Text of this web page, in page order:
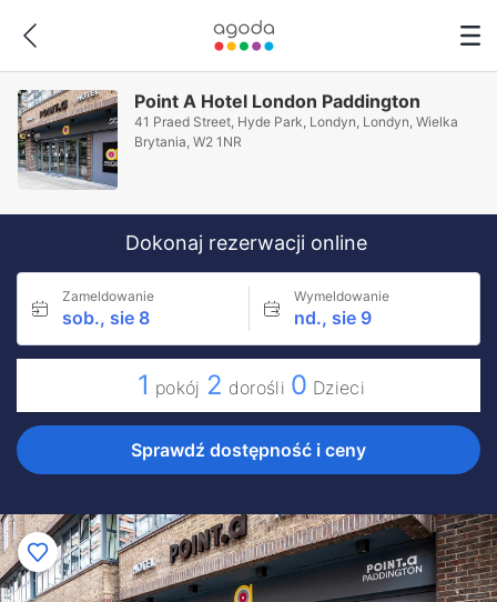
Point A Hotel London Paddington
41 Praed Street, Hyde Park, Londyn, Londyn, Wielka
Brytania, W2 1NR
Dokonaj rezerwacji online
Zameldowanie
sob., sie 8
Wymeldowanie
nd., sie 9
1 pokój 2 dorośli 0 Dzieci
Sprawdź dostępność i ceny